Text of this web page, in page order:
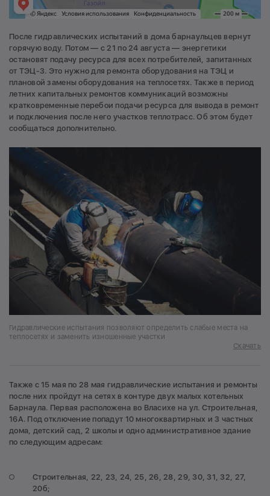
После гидравлических испытаний в дома барнаульцев вернут
горячую воду. Потом — с 21 по 24 августа — энергетики
остановят подачу ресурса для всех потребителей, запитанных
от ТЭЦ-3. Это нужно для ремонта оборудования на ТЭЦ и
плановой замены оборудования на теплосетях. Также в период
летних капитальных ремонтов коммуникаций возможны
кратковременные перебои подачи ресурса для вывода в ремонт
и подключения после него участков теплотрасс. Об этом будет
сообщаться дополнительно.
Гидравлические испытания позволяют определить слабые места на
теплосетях и заменить изношенные участки
Скачать
Также с 15 мая по 28 мая гидравлические испытания и ремонты
после них пройдут на сетях в контуре двух малых котельных
Барнаула. Первая расположена во Власихе на ул. Строительная,
16А. Под отключение попадут 10 многоквартирных и 3 частных
дома, детский сад, 2 школы и одно административное здание
по следующим адресам:
Строительная, 22, 23, 24, 25, 26, 28, 29, 30, 31, 32, 27,
20б;